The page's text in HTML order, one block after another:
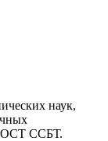
наук,
ССБТ.